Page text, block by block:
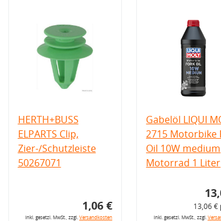
HERTH+BUSS
ELPARTS Clip,
Zier-/Schutzleiste
50267071
1,06 €
inkl. gesetzl. MwSt., zzgl. Versandkosten
Gabelöl LIQUI
2715 Motorbike
Oil 10W medium
Motorrad 1 Liter
13,06 €
inkl. gesetzl. MwSt., zzgl.